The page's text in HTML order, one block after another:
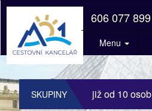
606 077 899
Menu
SKUPINY již od 10 osob